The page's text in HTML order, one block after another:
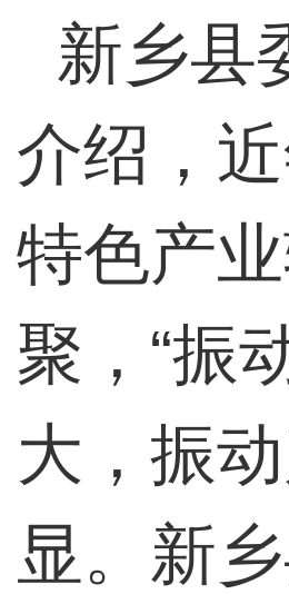
新乡县
介绍，
特色产
聚，“振
大，振
显。新